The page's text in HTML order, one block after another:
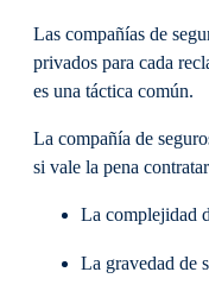
Las compañías de
privados para cada
es una táctica común.
La compañía de
si vale la pena
La complejidad
La gravedad de